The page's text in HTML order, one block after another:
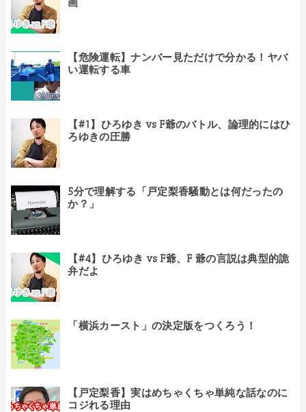
画
【危険運転】ナンバー見ただけで分かる！ヤバ
い運転する車
【#1】ひろゆき vs F爺のバトル、論理的にはひ
ろゆきの圧勝
5分で理解する「戸定梨香騒動とは何だったの
か？」
【#4】ひろゆき vs F爺、F 爺の言説は典型的詭
弁だよ
「横浜カースト」の決定版をつくろう！
【戸定梨香】実はめちゃくちゃ単純な話なのに
コジれる理由